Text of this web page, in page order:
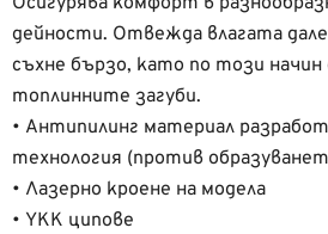
дейности. Отвежда влагата
съхне бързо, като по този
топлинните загуби.
• Антипилинг материал
технология (против
• Лазерно кроене на модела
• YKK ципове